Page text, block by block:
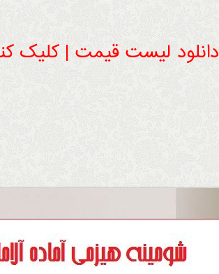
دانلود لیست قیمت | کلیک